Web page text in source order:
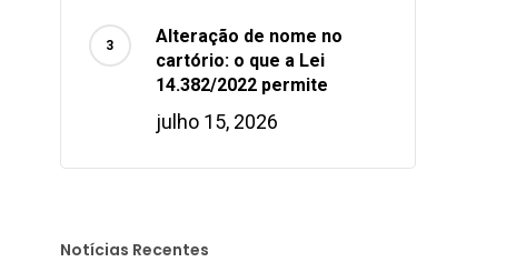
Alteração de nome no
cartório: o que a Lei
14.382/2022 permite
julho 15, 2026
Notícias Recentes